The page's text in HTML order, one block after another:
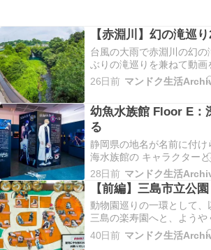
【赤淵川】幻の滝巡
台風の大雨で赤淵川の幻
ぶりの滝巡りを兼ねて動
淵川の幻の滝を見に行く
年の時と同じ4つの滝にな
滝 出現 関連記事：2015
26日前 マンドク生活
幼魚水族館 Floor E：
る
静岡県の地名が名前に付
海水族館の キャラクター
深海の幼魚を科学する。
している生き物たちの展
で撮影された映像記録な
沼津港深海水族館いらい
ビ…
28日前 マンドク生活
【前編】三島市立公
動物園巡りの一環として、
三島の楽寿園へと、ようや
た。 飼育されている生き
は与那国馬から 同じ枠内
40日前 マンドク生活